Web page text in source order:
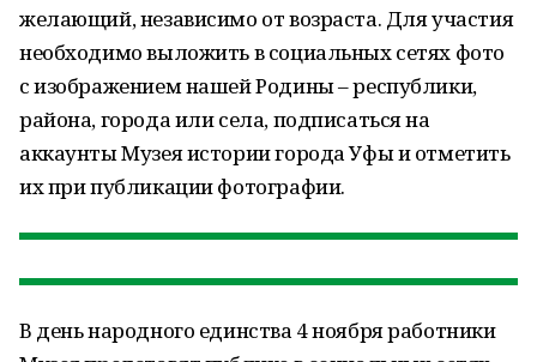
желающий, независимо от возраста. Для участия
необходимо выложить в социальных сетях фото
с изображением нашей Родины – республики,
района, города или села, подписаться на
аккаунты Музея истории города Уфы и отметить
их при публикации фотографии.
В день народного единства 4 ноября работники